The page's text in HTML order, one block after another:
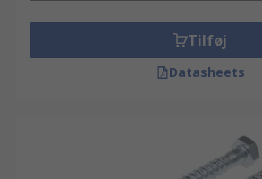
Tilføj
Datasheets